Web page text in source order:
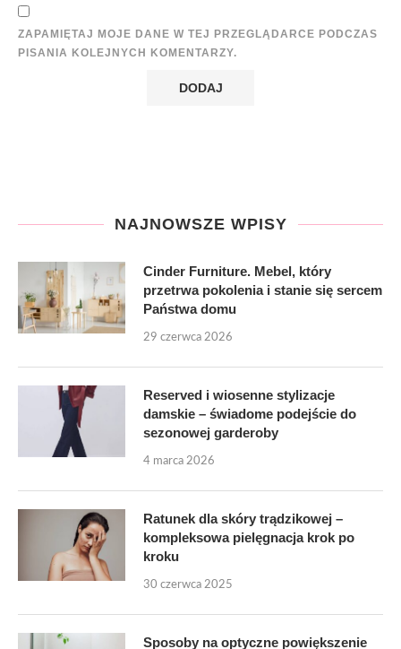
ZAPAMIĘTAJ MOJE DANE W TEJ PRZEGLĄDARCE PODCZAS
PISANIA KOLEJNYCH KOMENTARZY.
NAJNOWSZE WPISY
Cinder Furniture. Mebel, który
przetrwa pokolenia i stanie się sercem
Państwa domu
29 czerwca 2026
Reserved i wiosenne stylizacje
damskie – świadome podejście do
sezonowej garderoby
4 marca 2026
Ratunek dla skóry trądzikowej –
kompleksowa pielęgnacja krok po
kroku
30 czerwca 2025
Sposoby na optyczne powiększenie